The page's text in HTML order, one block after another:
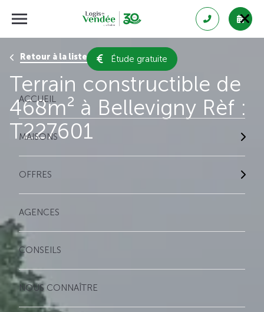
Étude gratuite
ACCUEIL
MAISONS
OFFRES
AGENCES
CONSEILS
NOUS CONNAÎTRE
Retour à la liste des résultats
Terrain constructible de
468m² à Bellevigny Rèf :
T227601